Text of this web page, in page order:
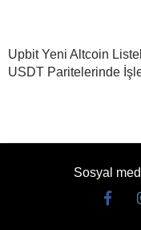
Upbit Yeni Altcoin
USDT Paritelerinde
Sosyal